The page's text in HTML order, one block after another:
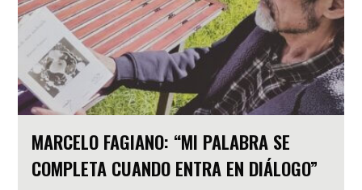
MARCELO FAGIANO: “MI PALABRA SE
COMPLETA CUANDO ENTRA EN DIÁLOGO”